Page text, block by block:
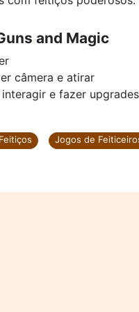
and Magic
câmera e atirar
interagir e fazer upgrades
Jogos de